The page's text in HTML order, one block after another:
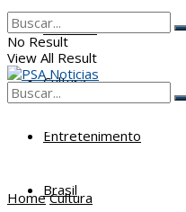
Poderes
Cultura
Entretenimento
Brasil
No Result
View All Result
View All Result
Home Cultura